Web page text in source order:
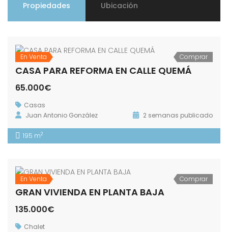
Propiedades Ubicación
En Venta Comprar
CASA PARA REFORMA EN CALLE QUEMÁ
65.000€
Casas
Juan Antonio González
2 semanas publicado
195 m2
En Venta Comprar
GRAN VIVIENDA EN PLANTA BAJA
135.000€
Chalet